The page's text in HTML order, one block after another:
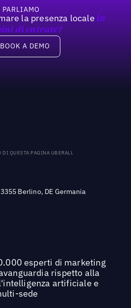
PARLIAMO
la presenza locale In
di entrate?
a demo
BOOK A DEMO
QUESTA PAGINA UBERALL
Berlino, DE Germania
esperti di marketing
rispetto alla
artificiale e
sede